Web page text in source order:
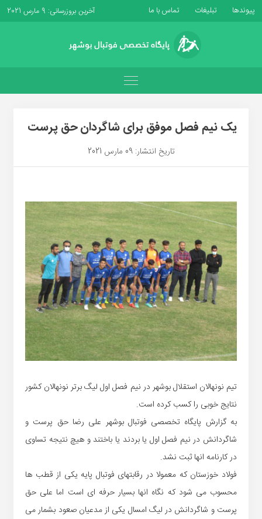
پیوندها تبلیغات تماس با ما آخرین بروزرسانی: 9 مارس 2021
یک نیم فصل موفق برای شاگردان حق پرست
تاریخ انتشار: 09 مارس 2021
تیم نونهالان استقلال بوشهر در نیم فصل اول لیگ برتر نونهالان کشور
نتایج خوبی را کسب کرده است.
به گزارش پایگاه تخصصی فوتبال بوشهر علی رضا حق پرست و
شاگردانش در نیم فصل اول یا بردند یا باختند و هیچ نتیجه تساوی
در کارنامه انها ثبت نشد.
فولاد خوزستان که معمولا در رقابتهای فوتبال پایه یکی از قطب ها
محسوب می شود که نگاه انها بسیار حرفه ای است اما علی حق
پرست و شاگردانش در لیگ امسال یکی از مدعیان صعود بشمار می